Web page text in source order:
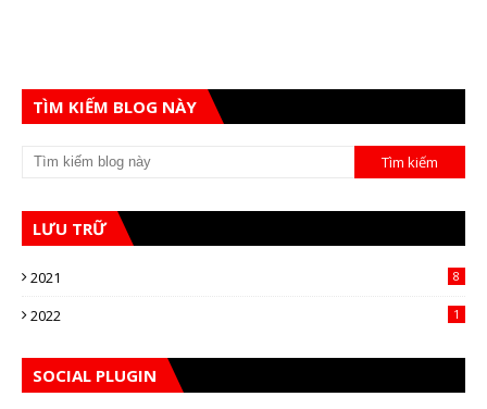
TÌM KIẾM BLOG NÀY
LƯU TRỮ
2021 8
2022 1
SOCIAL PLUGIN